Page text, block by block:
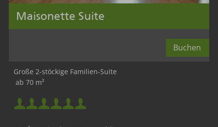
Mindestbelegung:
Maximalbelegung:
Maisonette Suite
Buchen
Große 2-stöckige Familien-Suite
ab 70 m²
Mindestbelegung: